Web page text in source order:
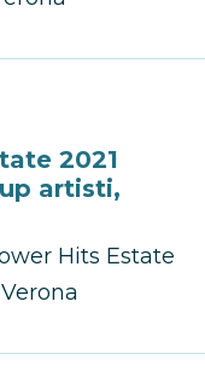
2021
artisti,
Hits Estate